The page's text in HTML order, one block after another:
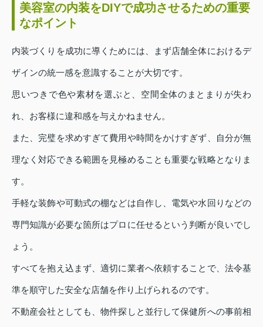
美容室の内装をDIYで成功させるための重要
なポイント
内装づくりを成功に導くためには、まず店舗全体におけるデ
ザインの統一感を意識することが大切です。
思いつきで色や素材を選ぶと、空間全体のまとまりが失わ
れ、お客様に違和感を与えかねません。
また、完璧を求めすぎて費用や時間をかけすぎず、自分が無
理なく対応できる範囲を見極めることも重要な戦略となりま
す。
手軽な装飾や可動式の棚などは自作し、電気や水回りなどの
専門知識が必要な箇所はプロに任せるという判断が良いでし
ょう。
すべてを抱え込まず、適切に業者へ依頼することで、法令基
準を順守した安全な店舗を作り上げられるのです。
不動産会社としても、物件探しと並行して保健所への事前相